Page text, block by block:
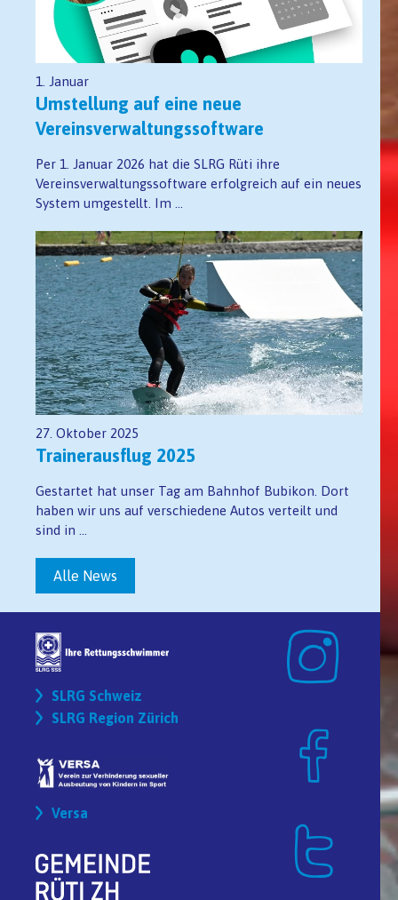
Alle News
1. Januar
Umstellung auf eine neue
Vereinsverwaltungssoftware
Per 1. Januar 2026 hat die SLRG Rüti ihre
Vereinsverwaltungssoftware erfolgreich auf ein neues
System umgestellt. Im ...
27. Oktober 2025
Trainerausflug 2025
Gestartet hat unser Tag am Bahnhof Bubikon. Dort
haben wir uns auf verschiedene Autos verteilt und
sind in ...
SLRG Schweiz
SLRG Region Zürich
Versa